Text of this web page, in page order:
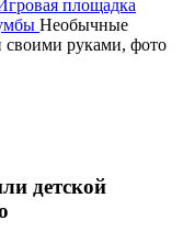
площадка
Необычные
своими руками, фото
детской